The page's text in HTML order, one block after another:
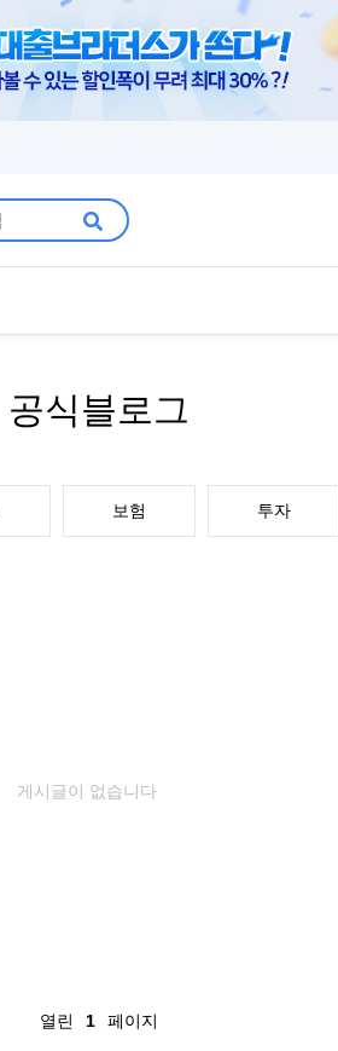
공식블로그
보험 투자
게시글이 없습니다
열린 1 페이지